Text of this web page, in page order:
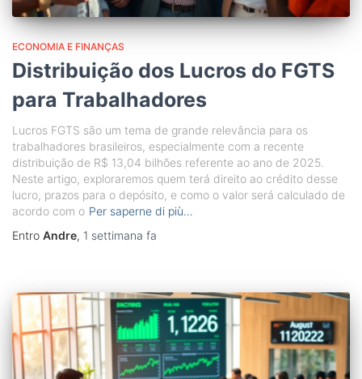
ECONOMIA E FINANÇAS
Distribuição dos Lucros do FGTS
para Trabalhadores
Lucros FGTS são um tema de grande relevância para os
trabalhadores brasileiros, especialmente com a recente
distribuição de R$ 13,04 bilhões referente ao ano de 2025.
Neste artigo, exploraremos quem terá direito ao crédito desse
lucro, prazos para o depósito, e como o valor será calculado de
acordo com o Per saperne di più…
Entro Andre, 1 settimana fa